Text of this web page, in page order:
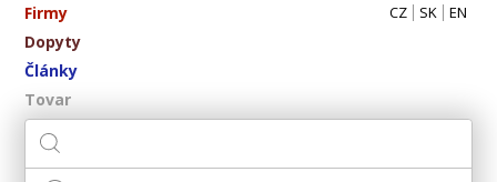
Firmy
Dopyty
Články
Tovar
CZ SK EN